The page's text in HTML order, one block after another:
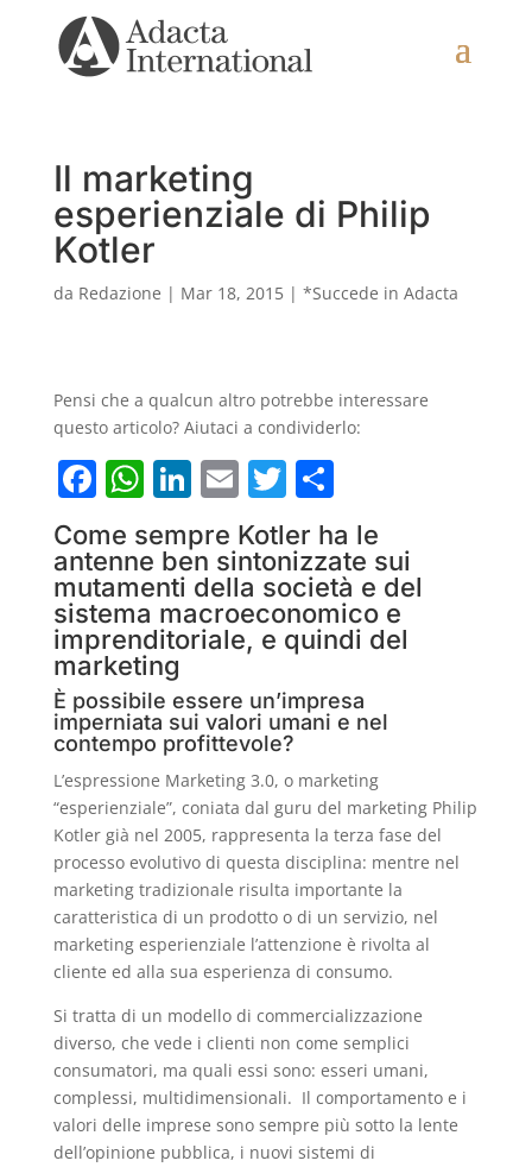
Il marketing
esperienziale di Philip
Kotler
da Redazione | Mar 18, 2015| *Succede in Adacta
Pensi che a qualcun altro potrebbe interessare
questo articolo? Aiutaci a condividerlo:
F
a
c
e
b
o
o
k
W
h
at
s
A
p
p
Li
n
k
e
dI
E
m
ai
l
T
w
itt
er
C
o
n
di
vi
Come sempre Kotler ha le
antenne ben sintonizzate sui
mutamenti della società e del
sistema macroeconomico e
imprenditoriale, e quindi del
marketing
È possibile essere un’impresa
imperniata sui valori umani e nel
contempo profittevole?
L’espressione Marketing 3.0, o marketing
“esperienziale”, coniata dal guru del marketing Philip
Kotler già nel 2005, rappresenta la terza fase del
processo evolutivo di questa disciplina: mentre nel
marketing tradizionale risulta importante la
caratteristica di un prodotto o di un servizio, nel
marketing esperienziale l’attenzione è rivolta al
cliente ed alla sua esperienza di consumo.
Si tratta di un modello di commercializzazione
diverso, che vede i clienti non come semplici
consumatori, ma quali essi sono: esseri umani,
complessi, multidimensionali. Il comportamento e i
valori delle imprese sono sempre più sotto la lente
dell’opinione pubblica, i nuovi sistemi di